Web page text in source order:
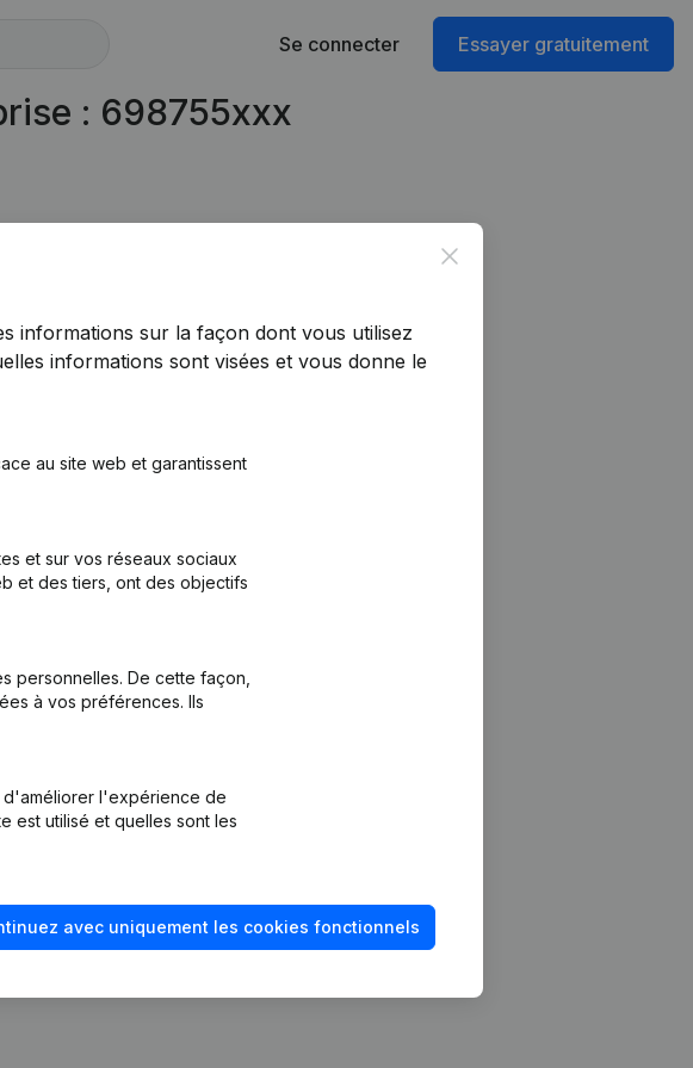
Se connecter Essayer gratuitement
: 698755xxx
Close
informations sur la façon dont vous utilisez
informations sont visées et vous donne le
au site web et garantissent
et sur vos réseaux sociaux
et des tiers, ont des objectifs
personnelles. De cette façon,
à vos préférences. Ils
d'améliorer l'expérience de
est utilisé et quelles sont les
avec uniquement les cookies fonctionnels
fraude
Consulter des comptes annuels
Vérification de la solvabilité